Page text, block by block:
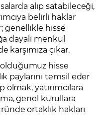
alıp satabileceği,
belirli haklar
genellikle hisse
dayalı menkul
karşımıza çıkar.
hisse
paylarını temsil eder
yatırımcılara
genel kurullara
ortaklık hakları